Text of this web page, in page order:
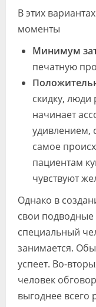
В этих
моменты
Минимум
печатную
скидку, люди
начинает
удивлением,
самое
пациентам
чувствуют
Однако в
свои
специальный
занимается.
успеет. Во-
человек
выгоднее всего